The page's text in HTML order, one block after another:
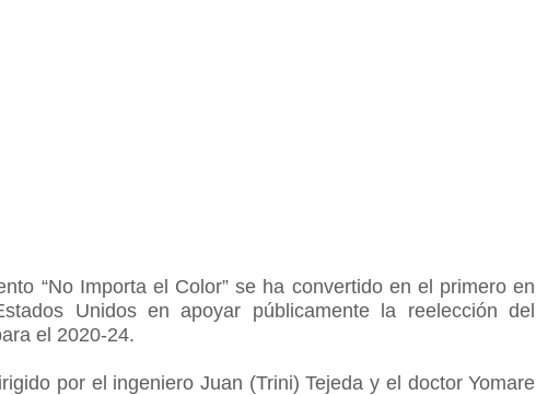
“No Importa el Color” se ha convertido en el primero en
Unidos en apoyar públicamente la reelección del
el 2020-24.
por el ingeniero Juan (Trini) Tejeda y el doctor Yomare